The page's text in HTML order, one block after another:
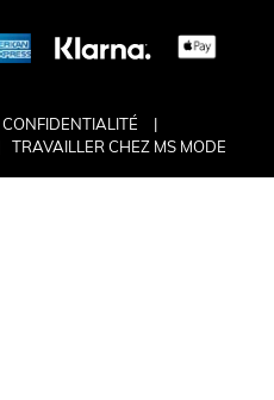
CONFIDENTIALITÉ
TRAVAILLER CHEZ MS MODE